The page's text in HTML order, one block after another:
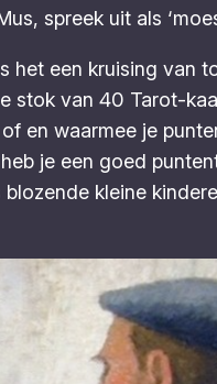
spreek uit als
een kruising van
stok van 40 Tarot-
en waarmee je
je een goed
kleine